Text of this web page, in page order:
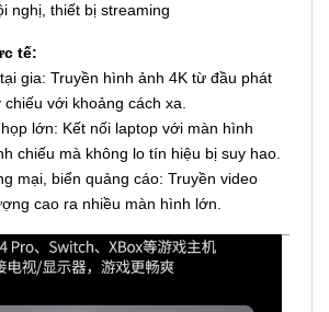
nghị, thiết bị streaming
tế:
gia: Truyền hình ảnh 4K từ đầu phát
với khoảng cách xa.
lớn: Kết nối laptop với màn hình
chiếu mà không lo tín hiệu bị suy hao.
mại, biển quảng cáo: Truyền video
cao ra nhiều màn hình lớn.